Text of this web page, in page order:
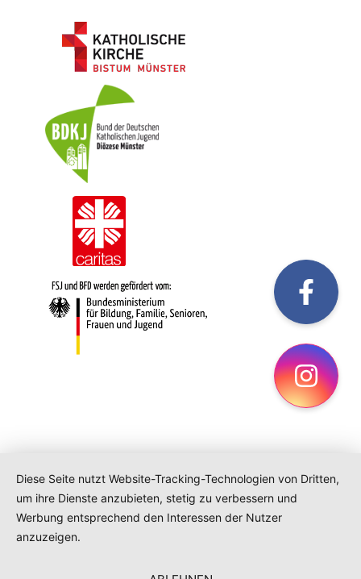
Diese Seite nutzt Website-Tracking-Technologien von Dritten,
um ihre Dienste anzubieten, stetig zu verbessern und
Werbung entsprechend den Interessen der Nutzer
anzuzeigen.